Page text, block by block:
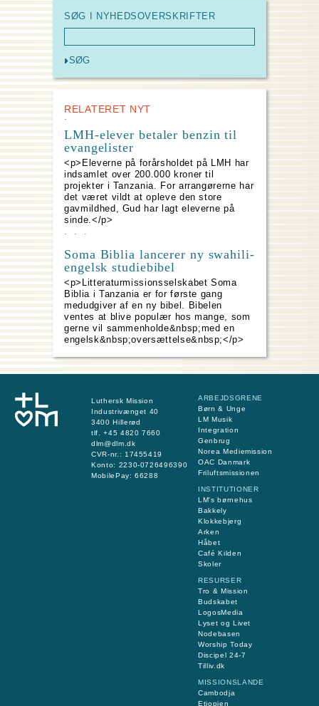
SØG I NYHEDSOVERSKRIFTER
RELATERET NYT
LMH-elever betaler benzin til
evangelister
<p>Eleverne på forårsholdet på LMH har
indsamlet over 200.000 kroner til
projekter i Tanzania. For arrangørerne har
det været vildt at opleve den store
gavmildhed, Gud har lagt eleverne på
sinde.</p>
Soma Biblia lancerer ny swahili-
engelsk studiebibel
<p>Litteraturmissionsselskabet Soma
Biblia i Tanzania er for første gang
medudgiver af en ny bibel. Bibelen
ventes at blive populær hos mange, som
gerne vil sammenholde&nbsp;med en
engelsk&nbsp;oversættelse&nbsp;</p>
Luthersk Mission
Industrivænget 40
3400 Hillerød
tlf. +45 4820 7660
dlm@dlm.dk
CVR-nr.: 17455419
​Konto: 2230-0726496390
MobilePay:66288
ARBEJDSGRENE
Børn & Unge
LM Musik
Integration
Genbrug
Norea Mediemission
OAC Danmark
Friluftsmissionen
INSTITUTIONER
LM's børnehus
Bakkely
Klokkebjerg
Arken
Håbet
Café Kilden
Skoler
RESURSER
Tro & Mission
Budskabet
LogosMedia
Lyset og Livet
Nodebasen
Worship Today
Discipel 24-7
Tilliv.dk
MISSIONSLANDE
Cambodja
Etiopien